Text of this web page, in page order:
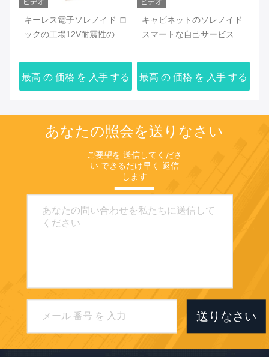
キーレス電子ソレノイド ロ
ックの工場12V耐震性の高
最高 の 価格 を 入手 する
キャビネットのソレノイド
スマートな自己サービス ロ
の製造業者
最高 の 価格 を 入手 する
あなたの照会を送りなさい
ご要望を 送信してくださ
い できるだけ早く 返信
します
送りなさい